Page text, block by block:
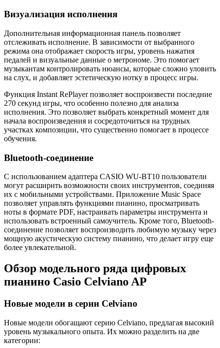
Визуализация исполнения
Дополнительная информационная панель позволяет
отслеживать исполнение. В зависимости от выбранного
режима она отображает скорость игры, уровень нажатия
педалей и визуальные данные о метрономе. Это помогает
музыкантам контролировать нюансы, которые сложно уловить
на слух, и добавляет эстетическую нотку в процесс игры.
Функция Instant RePlayer позволяет воспроизвести последние
270 секунд игры, что особенно полезно для анализа
исполнения. Это позволяет выбрать конкретный момент для
начала воспроизведения и сосредоточиться на трудных
участках композиции, что существенно помогает в процессе
обучения.
Bluetooth-соединение
С использованием адаптера CASIO WU-BT10 пользователи
могут расширить возможности своих инструментов, соединяя
их с мобильными устройствами. Приложение Music Space
позволяет управлять функциями пианино, просматривать
ноты в формате PDF, настраивать параметры инструмента и
использовать встроенный самоучитель. Кроме того, Bluetooth-
соединение позволяет воспроизводить любимую музыку через
мощную акустическую систему пианино, что делает игру еще
более увлекательной.
Обзор модельного ряда цифровых
пианино Casio Celviano AP
Новые модели в серии Celviano
Новые модели обогащают серию Celviano, предлагая высокий
уровень музыкального опыта. Их можно разделить на две
категории: